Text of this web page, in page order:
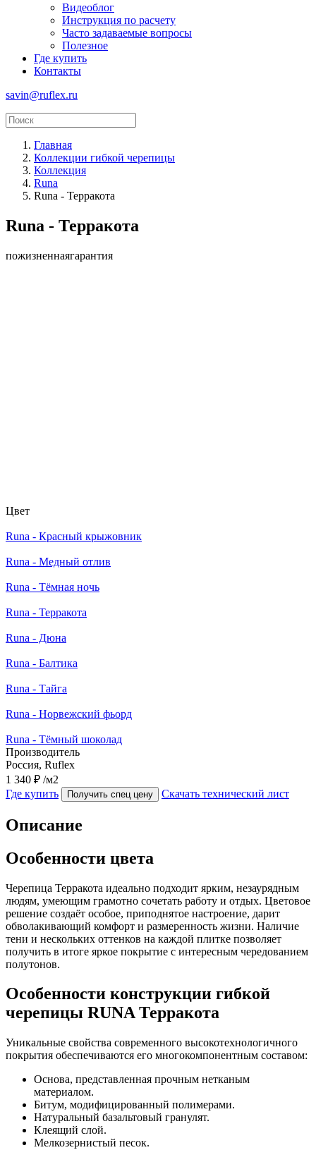
Видеоблог
Инструкция по расчету
Часто задаваемые вопросы
Полезное
Где купить
Контакты
savin@ruflex.ru
Главная
Коллекции гибкой черепицы
Коллекция
Runa
Runa - Терракота
Runa - Терракота
пожизненнаягарантия
Цвет
Runa - Красный крыжовник
Runa - Медный отлив
Runa - Тёмная ночь
Runa - Терракота
Runa - Дюна
Runa - Балтика
Runa - Тайга
Runa - Норвежский фьорд
Runa - Тёмный шоколад
Производитель
Россия, Ruflex
1 340 ₽ /м2
Где купить
Получить спец цену Скачать технический лист
Описание
Особенности цвета
Черепица Терракота идеально подходит ярким, незаурядным
людям, умеющим грамотно сочетать работу и отдых. Цветовое
решение создаёт особое, приподнятое настроение, дарит
обволакивающий комфорт и размеренность жизни. Наличие
тени и нескольких оттенков на каждой плитке позволяет
получить в итоге яркое покрытие с интересным чередованием
полутонов.
Особенности конструкции гибкой
черепицы RUNA Терракота
Уникальные свойства современного высокотехнологичного
покрытия обеспечиваются его многокомпонентным составом:
Основа, представленная прочным нетканым
материалом.
Битум, модифицированный полимерами.
Натуральный базальтовый гранулят.
Клеящий слой.
Мелкозернистый песок.